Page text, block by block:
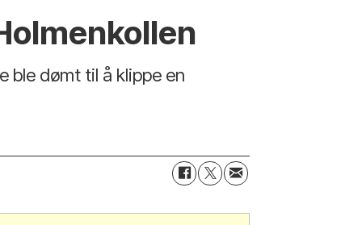
ble dømt til å klippe en